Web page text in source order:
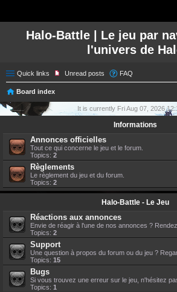
Halo-Battle | Le jeu par
l'univers de
Quick links Unread posts FAQ
Board index
It is currently Fri Aug 07, 2026
Informations
Annonces officielles
Tout ce qui concerne le jeu et le forum.
Topics: 2
Règlements
Le règlement du jeu et du forum.
Topics: 2
Halo-Battle - Le Jeu
Réactions aux annonces
Envie de réagir à l'une de nos annonces ?
Topics: 2
Support
Une question à propos du forum ou du jeu ?
Topics: 15
Bugs
Si vous trouvez une erreur sur le jeu, n'hésitez
Topics: 1